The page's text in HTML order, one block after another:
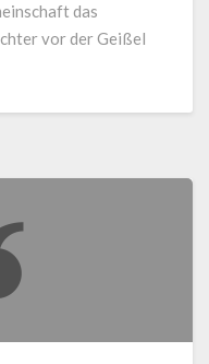
das
vor der Geißel